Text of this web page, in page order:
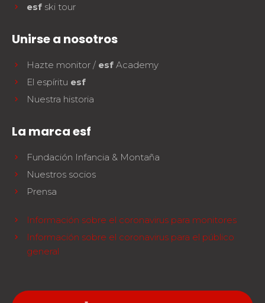
esf ski tour
Unirse a nosotros
Hazte monitor / esf Academy
El espíritu esf
Nuestra historia
La marca esf
Fundación Infancia & Montaña
Nuestros socios
Prensa
Información sobre el coronavirus para monitores
Información sobre el coronavirus para el público
general